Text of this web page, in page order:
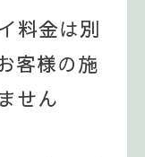
料金は別
客様の施
せん